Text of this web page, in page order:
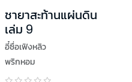
ชายาสะท้านแผ่นดิน
เล่ม 9
อี๋ซื่อเฟิงหลิว
พริกหอม